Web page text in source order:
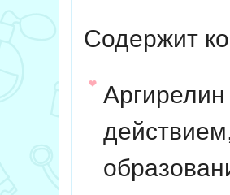
Содержит
Аргирелин